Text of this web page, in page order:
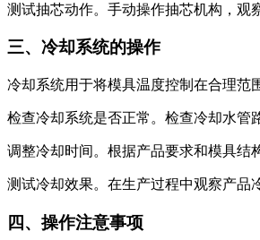
测试抽芯动作。手动操作抽芯机构，观
三、冷却系统的操作
冷却系统用于将模具温度控制在合理范
检查冷却系统是否正常。检查冷却水管
调整冷却时间。根据产品要求和模具结
测试冷却效果。在生产过程中观察产品
四、操作注意事项